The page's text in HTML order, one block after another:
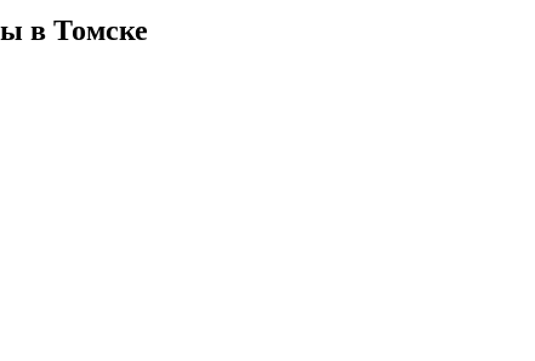
в Томске